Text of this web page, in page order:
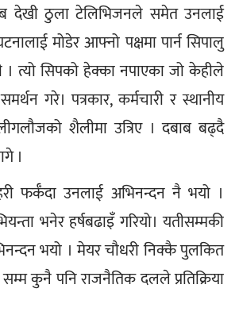
देखी ठुला टेलिभिजनले समेत उनलाई
मोडेर आफ्नो पक्षमा पार्न सिपालु
त्यो सिपको हेक्का नपाएका जो केहीले
गरे। पत्रकार, कर्मचारी र स्थानीय
शैलीमा उत्रिए । दबाब बढ्दै
।
फर्कँदा उनलाई अभिनन्दन नै भयो ।
भनेर हर्षबढाइँ गरियो। यतीसम्मकी
भयो । मेयर चौधरी निक्कै पुलकित
कुनै पनि राजनैतिक दलले प्रतिक्रिया